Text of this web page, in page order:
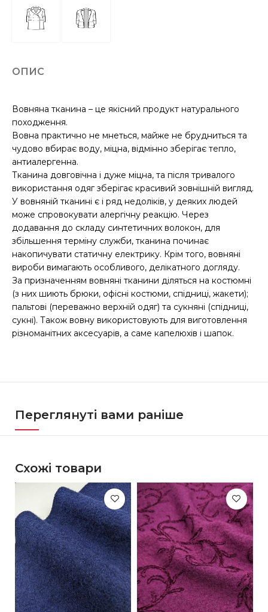
ОПИС
Вовняна тканина – це якісний продукт натурального
походження.
Вовна практично не мнеться, майже не брудниться та
чудово вбирає воду, міцна, відмінно зберігає тепло,
антиалергенна.
Тканина довговічна і дуже міцна, та після тривалого
використання одяг зберігає красивий зовнішній вигляд.
У вовняній тканині є і ряд недоліків, у деяких людей
може спровокувати алергічну реакцію. Через
додавання до складу синтетичних волокон, для
збільшення терміну служби, тканина починає
накопичувати статичну електрику. Крім того, вовняні
вироби вимагають особливого, делікатного догляду.
За призначенням вовняні тканини діляться на костюмні
(з них шиють брюки, офісні костюми, спідниці, жакети);
пальтові (переважно верхній одяг) та сукняні (спідниці,
сукні). Також вовну використовують для виготовлення
різноманітних аксесуарів, а саме капелюхів і шапок.
Переглянуті вами раніше
Схожі товари